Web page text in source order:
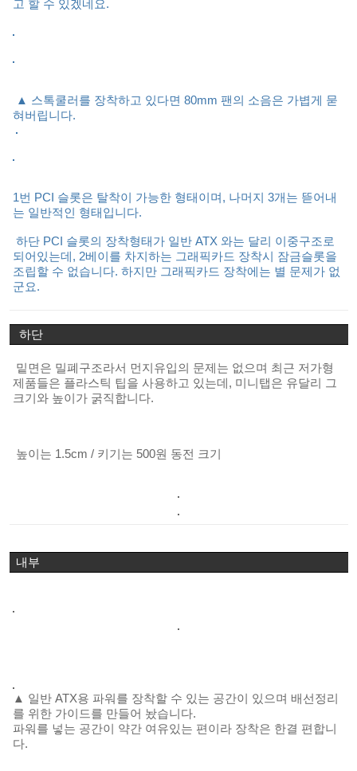
고 할 수 있겠네요.
▲ 스톡쿨러를 장착하고 있다면 80mm 팬의 소음은 가볍게 묻
혀버립니다.
1번 PCI 슬롯은 탈착이 가능한 형태이며, 나머지 3개는 뜯어내
는 일반적인 형태입니다.
하단 PCI 슬롯의 장착형태가 일반 ATX 와는 달리 이중구조로
되어있는데, 2베이를 차지하는 그래픽카드 장착시 잠금슬롯을
조립할 수 없습니다. 하지만 그래픽카드 장착에는 별 문제가 없
군요.
하단
밑면은 밀폐구조라서 먼지유입의 문제는 없으며 최근 저가형
제품들은 플라스틱 팁을 사용하고 있는데, 미니탭은 유달리 그
크기와 높이가 굵직합니다.
높이는 1.5cm / 키기는 500원 동전 크기
내부
▲ 일반 ATX용 파워를 장착할 수 있는 공간이 있으며 배선정리
를 위한 가이드를 만들어 놨습니다.
파워를 넣는 공간이 약간 여유있는 편이라 장착은 한결 편합니
다.